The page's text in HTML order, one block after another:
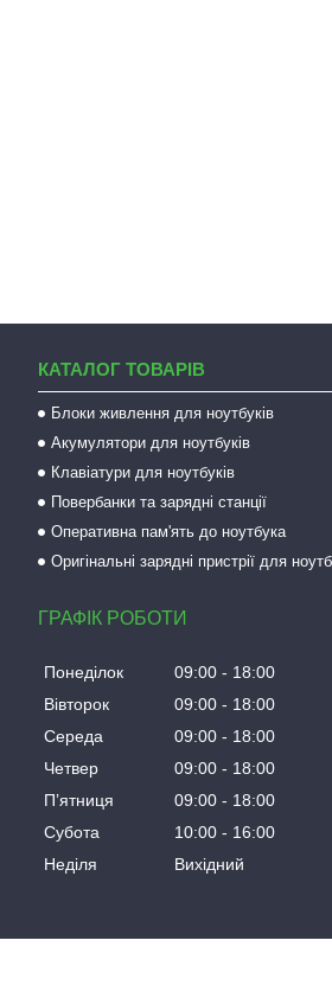
КАТАЛОГ ТОВАРІВ
Блоки живлення для ноутбуків
Акумулятори для ноутбуків
Клавіатури для ноутбуків
Повербанки та зарядні станції
Оперативна пам'ять до ноутбука
Оригінальні зарядні пристрії для
ГРАФІК РОБОТИ
Понеділок 09:00
18:00
Вівторок
09:00
18:00
Середа
09:00
18:00
Четвер
09:00
18:00
Пʼятниця
09:00
18:00
Субота
10:00
16:00
Неділя
Вихідний